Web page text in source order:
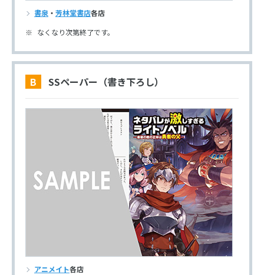
書泉 ・ 芳林堂書店各店
なくなり次第終了です。
B SSペーパー（書き下ろし）
アニメイト各店